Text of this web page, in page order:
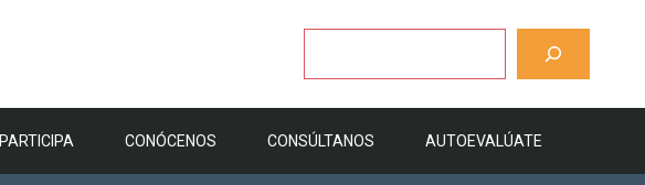
PARTICIPA CONÓCENOS CONSÚLTANOS AUTOEVALÚATE